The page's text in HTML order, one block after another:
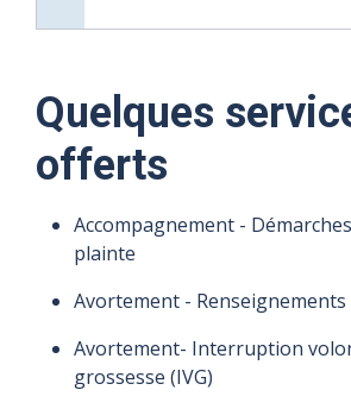
Quelques
offerts
Accompagnement -
plainte
Avortement -
Avortement- Interruption
grossesse (IVG)